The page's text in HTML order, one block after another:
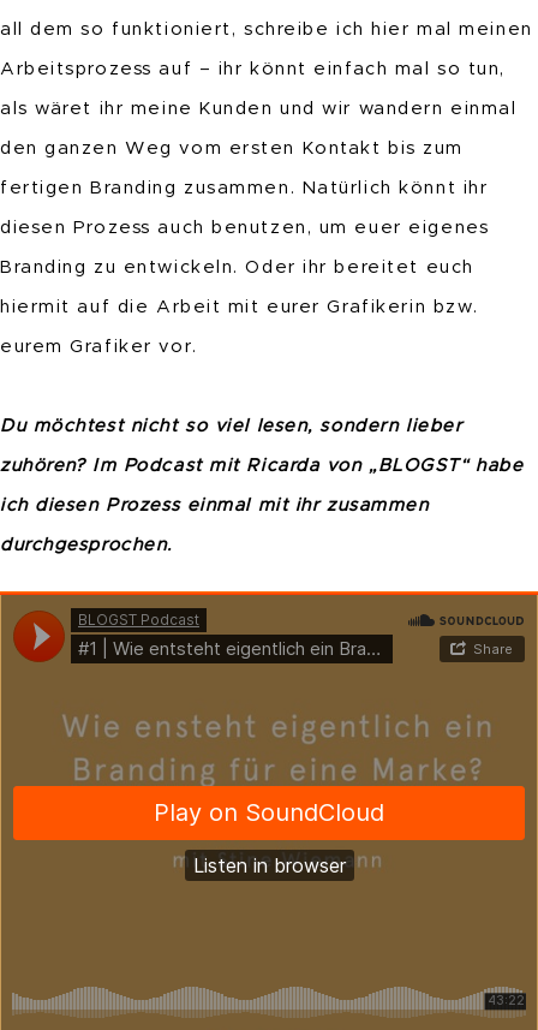
all dem so funktioniert, schreibe ich hier mal meinen
Arbeitsprozess auf – ihr könnt einfach mal so tun,
als wäret ihr meine Kunden und wir wandern einmal
den ganzen Weg vom ersten Kontakt bis zum
fertigen Branding zusammen. Natürlich könnt ihr
diesen Prozess auch benutzen, um euer eigenes
Branding zu entwickeln. Oder ihr bereitet euch
hiermit auf die Arbeit mit eurer Grafikerin bzw.
eurem Grafiker vor.
Du möchtest nicht so viel lesen, sondern lieber
zuhören? Im Podcast mit Ricarda von „BLOGST“ habe
ich diesen Prozess einmal mit ihr zusammen
durchgesprochen.